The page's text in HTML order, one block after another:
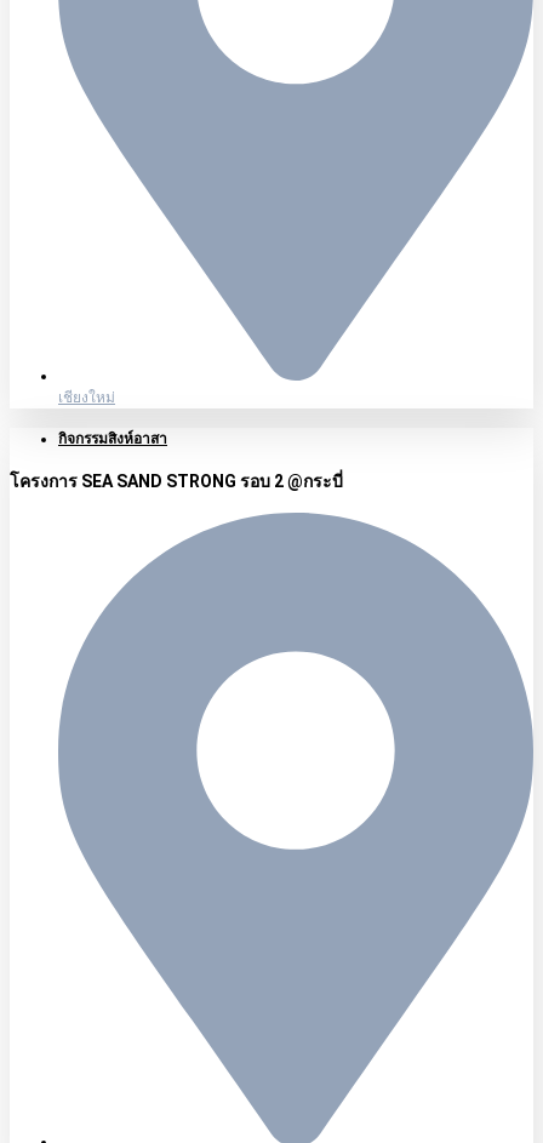
เชียงใหม่
กิจกรรมสิงห์อาสา
โครงการ SEA SAND STRONG รอบ 2 @กระบี่